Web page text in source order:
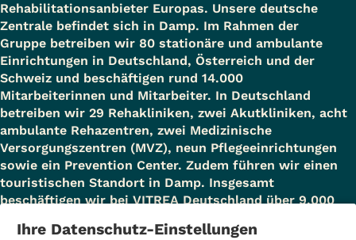
Rehabilitationsanbieter Europas. Unsere deutsche
Zentrale befindet sich in Damp. Im Rahmen der
Gruppe betreiben wir 80 stationäre und ambulante
Einrichtungen in Deutschland, Österreich und der
Schweiz und beschäftigen rund 14.000
Mitarbeiterinnen und Mitarbeiter. In Deutschland
betreiben wir 29 Rehakliniken, zwei Akutkliniken, acht
ambulante Rehazentren, zwei Medizinische
Versorgungszentren (MVZ), neun Pflegeeinrichtungen
sowie ein Prevention Center. Zudem führen wir einen
touristischen Standort in Damp. Insgesamt
beschäftigen wir bei VITREA Deutschland über 9.000
Ihre Datenschutz-Einstellungen